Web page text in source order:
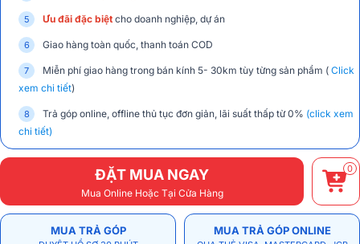
Ưu đãi đặc biệt cho doanh nghiệp, dự án
Giao hàng toàn quốc, thanh toán COD
Miễn phí giao hàng trong bán kính 5- 30km tùy từng sản phẩm ( Click
xem chi tiết)
Trả góp online, offline thủ tục đơn giản, lãi suất thấp từ 0% (click xem
chi tiết)
ĐẶT MUA NGAY
Mua Online Hoặc Tại Cửa Hàng
0
MUA TRẢ GÓP MUA TRẢ GÓP ONLINE